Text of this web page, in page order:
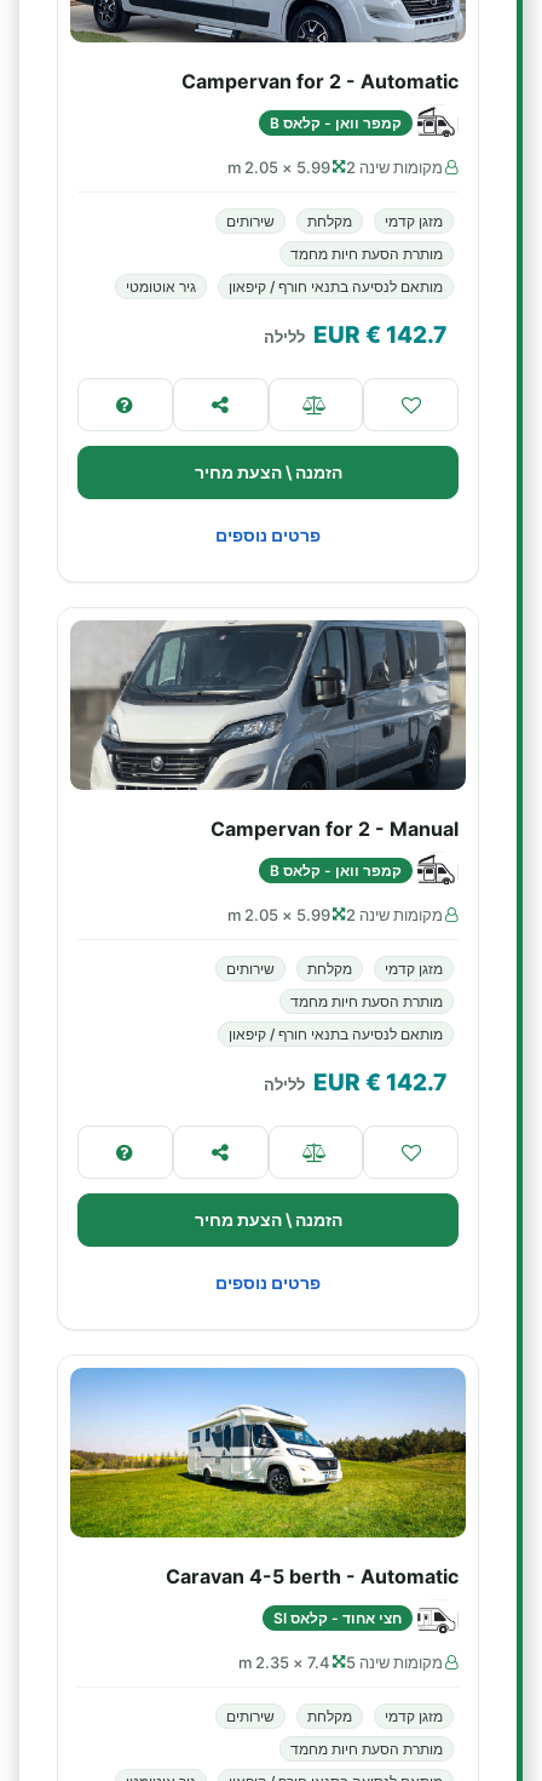
Campervan for 2 - Automatic
קמפר וואן - קלאס B
מקומות שינה 2 5.99 × 2.05 m
מזגן קדמי מקלחת
שירותים
מותרת הסעת חיות מחמד
מותאם לנסיעה בתנאי חורף / קיפאון
גיר אוטומטי
142.7
€ EUR ללילה
הזמנה \ הצעת מחיר
פרטים נוספים
Campervan for 2 - Manual
קמפר וואן - קלאס B
מקומות שינה 2 5.99 × 2.05 m
מזגן קדמי מקלחת
שירותים
מותרת הסעת חיות מחמד
מותאם לנסיעה בתנאי חורף / קיפאון
142.7
€ EUR ללילה
הזמנה \ הצעת מחיר
פרטים נוספים
Caravan 4-5 berth - Automatic
חצי אחוד - קלאס SI
מקומות שינה 5 7.4 × 2.35 m
מזגן קדמי מקלחת
שירותים
מותרת הסעת חיות מחמד